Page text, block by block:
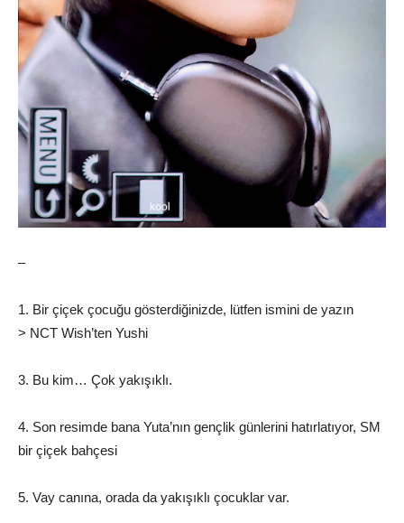
–
1. Bir çiçek çocuğu gösterdiğinizde, lütfen ismini de yazın
> NCT Wish’ten Yushi
3. Bu kim… Çok yakışıklı.
4. Son resimde bana Yuta’nın gençlik günlerini hatırlatıyor, SM
bir çiçek bahçesi
5. Vay canına, orada da yakışıklı çocuklar var.